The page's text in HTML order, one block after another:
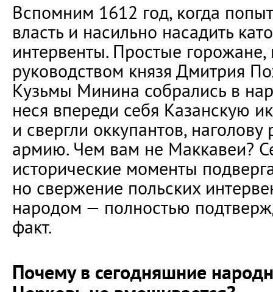
Вспомним 1612 год, когда
власть и насильно насадить
интервенты. Простые горожане,
руководством князя Дмитрия
Кузьмы Минина собрались в
неся впереди себя Казанскую
и свергли оккупантов,
армию. Чем вам не Маккавеи?
исторические моменты
но свержение польских
народом — полностью
факт.
Почему в сегодняшние